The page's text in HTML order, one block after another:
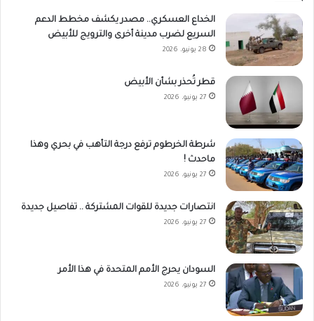
الخداع العسكري.. مصدر يكشف مخطط الدعم
السريع لضرب مدينة أخرى والترويج للأبيض
28 يونيو، 2026
قطر تُحذر بشأن الأبيض
27 يونيو، 2026
شرطة الخرطوم ترفع درجة التأهب في بحري وهذا
ماحدث !
27 يونيو، 2026
انتصارات جديدة للقوات المشتركة .. تفاصيل جديدة
27 يونيو، 2026
السودان يحرج الأمم المتحدة في هذا الأمر
27 يونيو، 2026